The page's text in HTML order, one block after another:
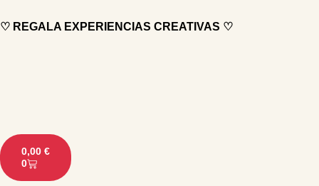
♡ REGALA EXPERIENCIAS CREATIVAS ♡
0,00 €
0